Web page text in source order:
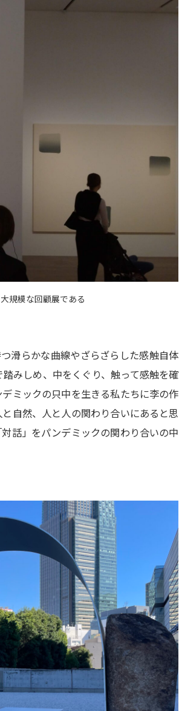
規模な回顧展である
つ滑らかな曲線やざらざらした感触自体
みしめ、中をくぐり、触って感触を確
ミックの只中を生きる私たちに李の作
自然、人と人の関わり合いにあると思
話」をパンデミックの関わり合いの中